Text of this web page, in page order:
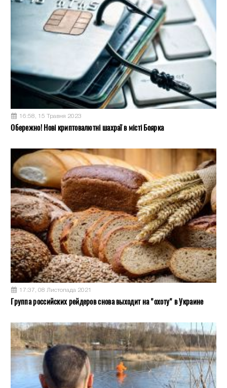
16:58, 15 Травня 2023
Обережно! Нові криптовалютні шахраї в місті Боярка
17:37, 08 Листопада 2021
Группа российских рейдеров снова выходит на "охоту" в Украине